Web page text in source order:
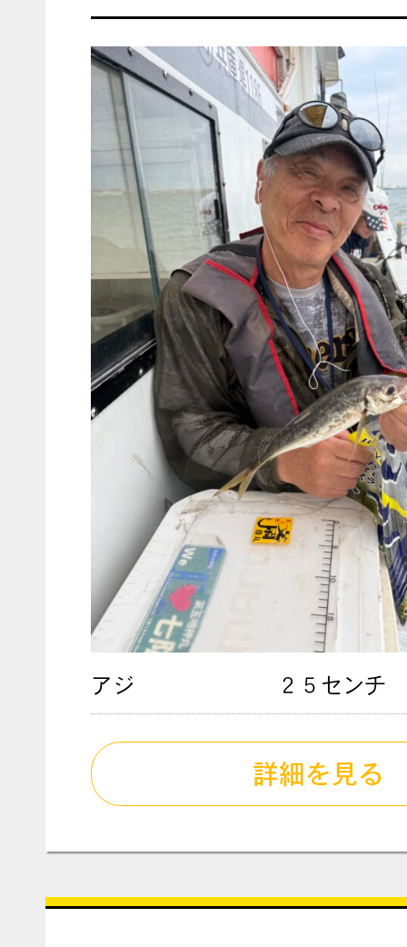
アジ ２５センチ
詳細を見る